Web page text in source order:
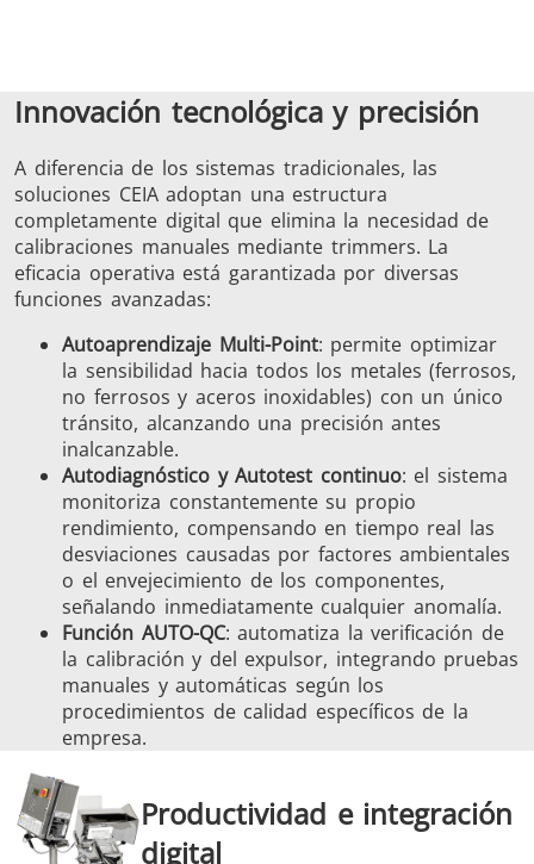
Innovación tecnológica y precisión
A diferencia de los sistemas tradicionales, las
soluciones CEIA adoptan una estructura
completamente digital que elimina la necesidad de
calibraciones manuales mediante trimmers. La
eficacia operativa está garantizada por diversas
funciones avanzadas:
Autoaprendizaje Multi-Point: permite optimizar
la sensibilidad hacia todos los metales (ferrosos,
no ferrosos y aceros inoxidables) con un único
tránsito, alcanzando una precisión antes
inalcanzable.
Autodiagnóstico y Autotest continuo: el sistema
monitoriza constantemente su propio
rendimiento, compensando en tiempo real las
desviaciones causadas por factores ambientales
o el envejecimiento de los componentes,
señalando inmediatamente cualquier anomalía.
Función AUTO-QC: automatiza la verificación de
la calibración y del expulsor, integrando pruebas
manuales y automáticas según los
procedimientos de calidad específicos de la
empresa.
Productividad e integración
digital